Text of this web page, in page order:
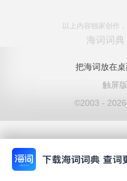
以上内容独家创作
海词词
把海词放在
触屏版
©2003 -